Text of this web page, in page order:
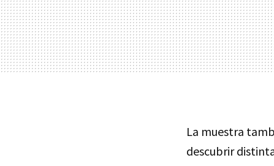
La muestra
descubrir